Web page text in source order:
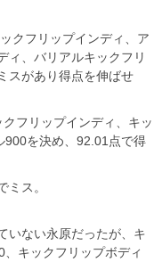
クフリップインディ、ア
ィ、バリアルキックフリ
スがあり得点を伸ばせ
フリップインディ、キッ
900を決め、92.01点で得
ス。
いない永原だったが、キ
キックフリップボディ